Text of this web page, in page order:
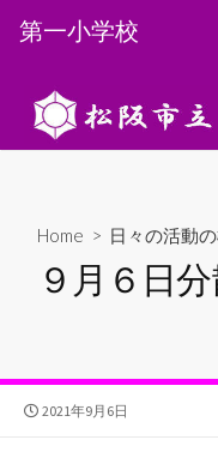
ン
Home > 日々の活動
９月６日
公
2021年9月6日
第一小学校